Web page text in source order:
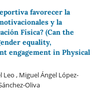
favorecer la
y la
Física? (Can the
equality,
engagement in Physical
, Miguel Ángel López-
Oliva